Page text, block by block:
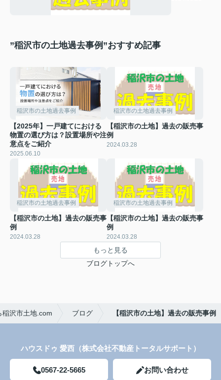
”稲沢市の土地過去事例”おすすめ記事
稲沢市の土地過去事例
【2025年】一戸建てにおける
物置の選び方は？設置場所や注
意点をご紹介
2025.06.10
稲沢市の土地過去事例
【稲沢市の土地】過去の販売事
例
2024.03.28
稲沢市の土地過去事例
【稲沢市の土地】過去の販売事
例
2024.03.28
稲沢市の土地過去事例
【稲沢市の土地】過去の販売事
例
2024.03.28
もっと見る
ブログトップへ
沢市土地.com ブログ 【稲沢市の土地】過去の販売事例
ハウスドゥ 愛西（株式会社不動産トータルサポート）
0567-22-5665 お問い合わせ